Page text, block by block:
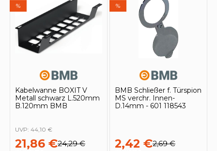
%
Kabelwanne BOXIT V
Metall schwarz L.520mm
B.120mm BMB
21,86 €24,29 €
UVP: 44,10 €
%
BMB Schließer f. Türspion
MS verchr. Innen-
D.14mm - 601 118543
2,42 €2,69 €